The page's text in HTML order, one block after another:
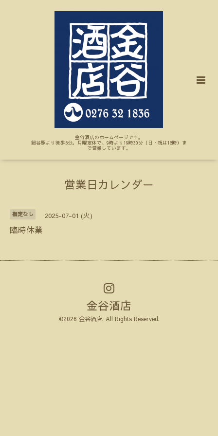
金谷酒店のホームページです。
細谷駅より徒歩5分。月曜定休で、9時より19時30分（日・祝は18時）ま
で営業しています。
営業日カレンダー
指定なし 2025-07-01 (火)
臨時休業
金谷酒店
©2026 金谷酒店. All Rights Reserved.